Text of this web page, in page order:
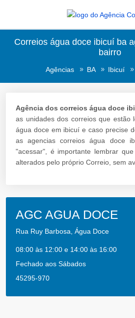
Correios água doce ibicuí ba
bairro
Agências BA Ibicuí
Agência dos correios água doce
as unidades dos correios que estão
água doce em ibicuí e caso precise
as agencias correios água doce
"acessar", é importante lembrar
alterados pelo próprio Correio, sem
AGC AGUA DOCE
Rua Ruy Barbosa, Água Doce
08:00 às 12:00 e 14:00 às 16:00
Fechado aos Sábados
45295-970